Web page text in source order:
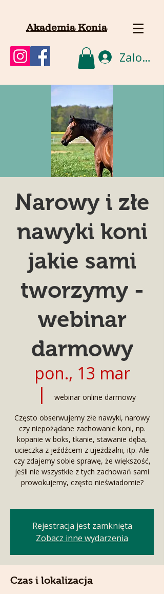
Akademia Konia
Zaloguj
Narowy i złe
nawyki koni
jakie sami
tworzymy -
webinar
darmowy
pon., 13 mar
  |
webinar online darmowy
Często obserwujemy złe nawyki, narowy
czy niepożądane zachowanie koni, np.
kopanie w boks, tkanie, stawanie dęba,
ucieczka z jeźdźcem z ujeżdżalni, itp. Ale
czy zdajemy sobie sprawę, że większość,
jeśli nie wszystkie z tych zachowań sami
prowokujemy, często nieświadomie?
Rejestracja jest zamknięta
Zobacz inne wydarzenia
Czas i lokalizacja